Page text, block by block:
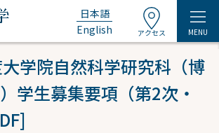
日本語
English
アクセス MENU
学院自然科学研究科（博
学生募集要項（第2次・